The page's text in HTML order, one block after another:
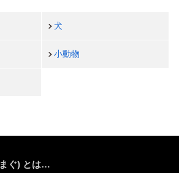
犬
小動物
ぐ) とは…